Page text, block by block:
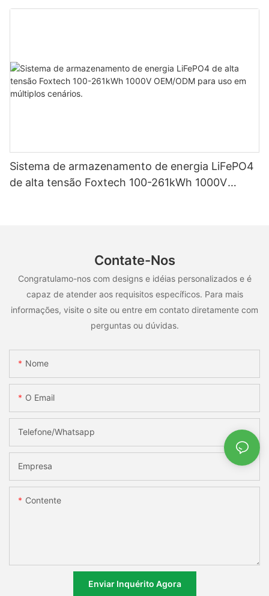
em sistemas solares residenciais.
Sistema de armazenamento de energia LiFePO4
de alta tensão Foxtech 100-261kWh 1000V
Contate-Nos
Congratulamo-nos com designs e idéias personalizados e é
capaz de atender aos requisitos específicos. Para mais
informações, visite o site ou entre em contato diretamente com
perguntas ou dúvidas.
Nome
O Email
Telefone/whatsapp
Empresa
Contente
Enviar Inquérito Agora